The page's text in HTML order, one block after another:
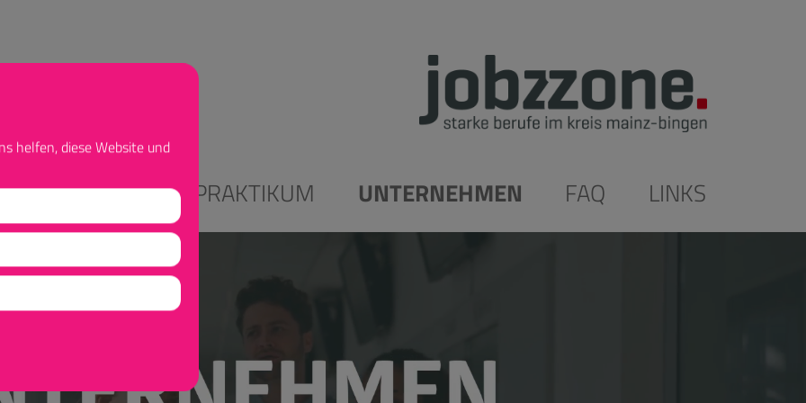
helfen, diese Website und
STUDIUM PRAKTIKUM UNTERNEHMEN FAQ LINKS